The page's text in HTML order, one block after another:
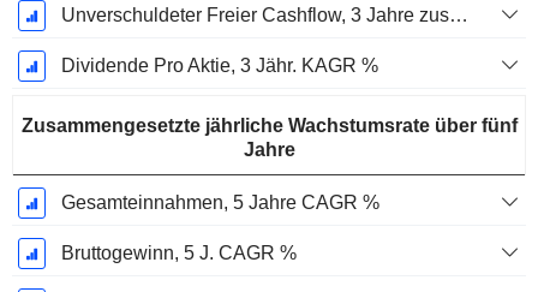
Unverschuldeter Freier Cashflow, 3 Jahre zusammengesetzte jährliche Wachstumsrate %
Dividende Pro Aktie, 3 Jähr. KAGR %
Zusammengesetzte jährliche Wachstumsrate über fünf
Jahre
Gesamteinnahmen, 5 Jahre CAGR %
Bruttogewinn, 5 J. CAGR %